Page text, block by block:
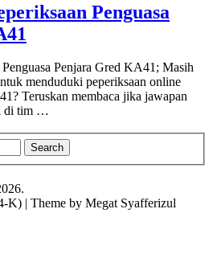
Penguasa
Penjara Gred KA41; Masih
menduduki peperiksaan online
Teruskan membaca jika jawapan
di tim …
Search
K) | Theme by Megat Syafferizul